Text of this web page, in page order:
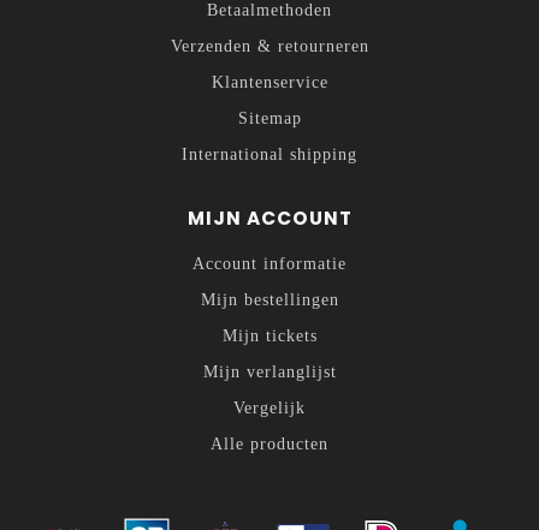
Betaalmethoden
Verzenden & retourneren
Klantenservice
Sitemap
International shipping
MIJN ACCOUNT
Account informatie
Mijn bestellingen
Mijn tickets
Mijn verlanglijst
Vergelijk
Alle producten